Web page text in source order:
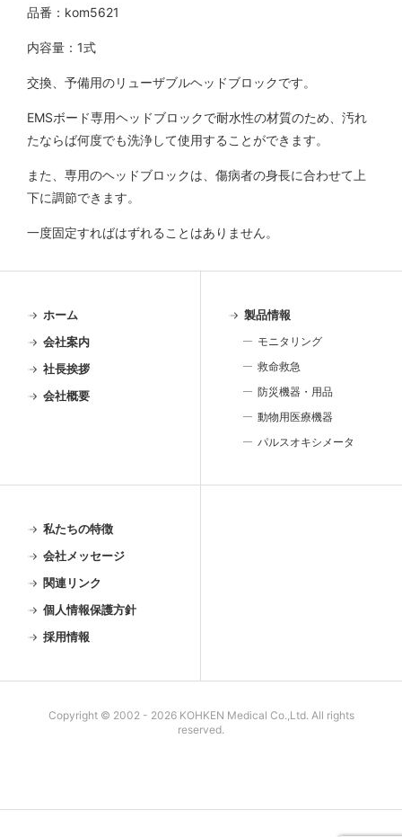
品番：kom5621
内容量：1式
交換、予備用のリューザブルヘッドブロックです。
EMSボード専用ヘッドブロックで耐水性の材質のため、汚れ
たならば何度でも洗浄して使用することができます。
また、専用のヘッドブロックは、傷病者の身長に合わせて上
下に調節できます。
一度固定すればはずれることはありません。
ホーム
会社案内
社長挨拶
会社概要
製品情報
モニタリング
救命救急
防災機器・用品
動物用医療機器
パルスオキシメータ
私たちの特徴
会社メッセージ
関連リンク
個人情報保護方針
採用情報
Copyright © 2002 - 2026 KOHKEN Medical Co.,Ltd. All rights
reserved.